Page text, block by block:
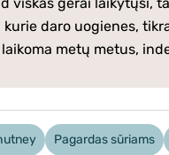
viskas gerai laikytųsi,
kurie daro uogienes,
metų metus,
Pagardas sūriams